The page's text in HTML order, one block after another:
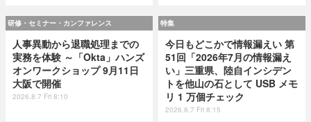
研修・セミナー・カンファレンス
人事異動から退職処理までの
実務を体験 ～「Okta」ハンズ
オンワークショップ 9月11日
大阪で開催
2026.8.7 Fri 8:10
特集
今日もどこかで情報漏えい 第
51回「2026年7月の情報漏え
い」三重県、陸自インシデン
トを他山の石として USB メモ
リ 1 万個チェック
2026.8.7 Fri 8:15